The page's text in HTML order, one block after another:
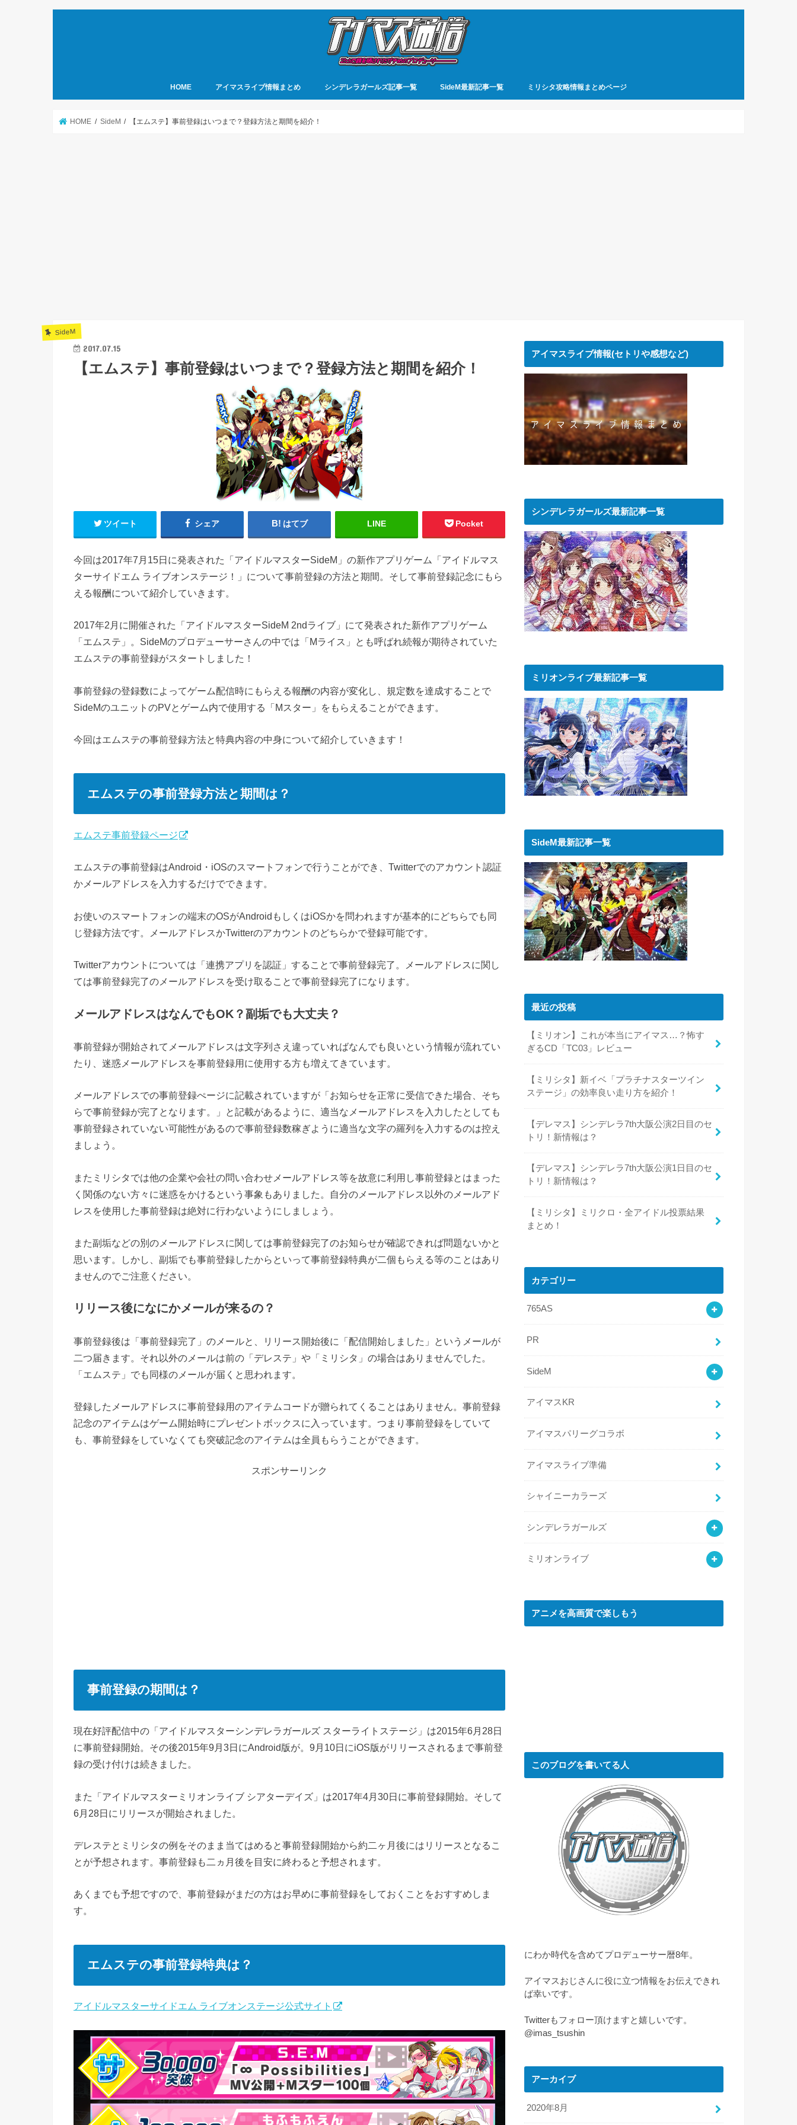
HOME アイマスライブ情報まとめ シンデレラガールズ記事一覧 SideM最新記事一覧 ミリシタ攻略情報まとめページ
HOME SideM 【エムステ】事前登録はいつまで？登録方法と期間を紹介！
SideM
2017.07.15
【エムステ】事前登録はいつまで？登録方法と期間を紹介！
ツイート シェア はてブ LINE Pocket
今回は2017年7月15日に発表された「アイドルマスターSideM」の新作アプリゲーム「アイドルマス
ターサイドエム ライブオンステージ！」について事前登録の方法と期間。そして事前登録記念にもら
える報酬について紹介していきます。
2017年2月に開催された「アイドルマスターSideM 2ndライブ」にて発表された新作アプリゲーム
「エムステ」。SideMのプロデューサーさんの中では「Mライス」とも呼ばれ続報が期待されていた
エムステの事前登録がスタートしました！
事前登録の登録数によってゲーム配信時にもらえる報酬の内容が変化し、規定数を達成することで
SideMのユニットのPVとゲーム内で使用する「Mスター」をもらえることができます。
今回はエムステの事前登録方法と特典内容の中身について紹介していきます！
エムステの事前登録方法と期間は？
エムステ事前登録ページ
エムステの事前登録はAndroid・iOSのスマートフォンで行うことができ、Twitterでのアカウント認証
かメールアドレスを入力するだけでできます。
お使いのスマートフォンの端末のOSがAndroidもしくはiOSかを問われますが基本的にどちらでも同
じ登録方法です。メールアドレスかTwitterのアカウントのどちらかで登録可能です。
Twitterアカウントについては「連携アプリを認証」することで事前登録完了。メールアドレスに関し
ては事前登録完了のメールアドレスを受け取ることで事前登録完了になります。
メールアドレスはなんでもOK？副垢でも大丈夫？
事前登録が開始されてメールアドレスは文字列さえ違っていればなんでも良いという情報が流れてい
たり、迷惑メールアドレスを事前登録用に使用する方も増えてきています。
メールアドレスでの事前登録ぺージに記載されていますが「お知らせを正常に受信できた場合、そち
らで事前登録が完了となります。」と記載があるように、 適当なメールアドレスを入力したとしても
事前登録されていない可能性があるので事前登録数稼ぎように適当な文字の羅列を入力するのは控え
ましょう 。
またミリシタでは他の企業や会社の問い合わせメールアドレス等を故意に利用し事前登録とはまった
く関係のない方々に迷惑をかけるという事象もありました。自分のメールアドレス以外のメールアド
レスを使用した事前登録は絶対に行わないようにしましょう。
また副垢などの別のメールアドレスに関しては事前登録完了のお知らせが確認できれば問題ないかと
思います。しかし、副垢でも事前登録したからといって事前登録特典が二個もらえる等のことはあり
ませんのでご注意ください。
リリース後になにかメールが来るの？
事前登録後は「事前登録完了」のメールと、リリース開始後に「配信開始しました」というメールが
二つ届きます。それ以外のメールは前の「デレステ」や「ミリシタ」の場合はありませんでした。
「エムステ」でも同様のメールが届くと思われます。
登録したメールアドレスに事前登録用のアイテムコードが贈られてくることはありません。事前登録
記念のアイテムはゲーム開始時にプレゼントボックスに入っています。つまり事前登録をしていて
も、事前登録をしていなくても突破記念のアイテムは全員もらうことができます。
スポンサーリンク
事前登録の期間は？
現在好評配信中の「アイドルマスターシンデレラガールズ スターライトステージ」は2015年6月28日
に事前登録開始。その後2015年9月3日にAndroid版が。9月10日にiOS版がリリースされるまで事前登
録の受け付けは続きました。
また「アイドルマスターミリオンライブ シアターデイズ」は2017年4月30日に事前登録開始。そして
6月28日にリリースが開始されました。
デレステとミリシタの例をそのまま当てはめると事前登録開始から約二ヶ月後にはリリースとなるこ
とが予想されます。 事前登録も二ヵ月後を目安に終わると予想されます。
あくまでも予想ですので、事前登録がまだの方はお早めに事前登録をしておくことをおすすめしま
す。
エムステの事前登録特典は？
アイドルマスターサイドエム ライブオンステージ公式サイト
アイマスライブ情報(セトリや感想など)
シンデレラガールズ最新記事一覧
ミリオンライブ最新記事一覧
SideM最新記事一覧
最近の投稿
【ミリオン】これが本当にアイマス…？怖す
ぎるCD「TC03」レビュー
【ミリシタ】新イベ「プラチナスターツイン
ステージ」の効率良い走り方を紹介！
【デレマス】シンデレラ7th大阪公演2日目のセ
トリ！新情報は？
【デレマス】シンデレラ7th大阪公演1日目のセ
トリ！新情報は？
【ミリシタ】ミリクロ・全アイドル投票結果
まとめ！
カテゴリー
765AS
PR
SideM
アイマスKR
アイマスパリーグコラボ
アイマスライブ準備
シャイニーカラーズ
シンデレラガールズ
ミリオンライブ
アニメを高画質で楽しもう
このブログを書いてる人
にわか時代を含めてプロデューサー暦8年。
アイマスおじさんに役に立つ情報をお伝えできれ
ば幸いです。
Twitterもフォロー頂けますと嬉しいです。
@imas_tsushin
アーカイブ
2020年8月